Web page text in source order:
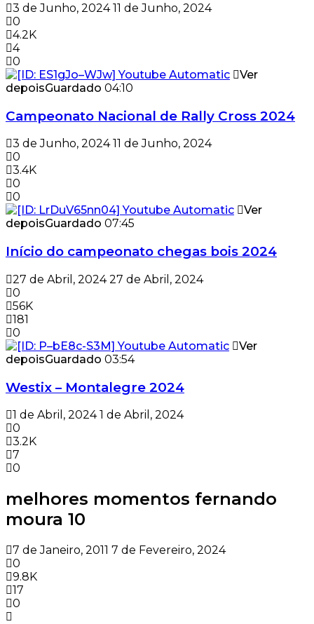
3 de Junho, 2024 11 de Junho, 2024
0
4.2K
4
0
Ver
depoisGuardado 04:10
Campeonato Nacional de Rally Cross 2024
3 de Junho, 2024 11 de Junho, 2024
0
3.4K
0
0
Ver
depoisGuardado 07:45
Início do campeonato chegas bois 2024
27 de Abril, 2024 27 de Abril, 2024
0
56K
181
0
Ver
depoisGuardado 03:54
Westix – Montalegre 2024
1 de Abril, 2024 1 de Abril, 2024
0
3.2K
7
0
melhores momentos fernando
moura 10
7 de Janeiro, 2011 7 de Fevereiro, 2024
0
9.8K
17
0